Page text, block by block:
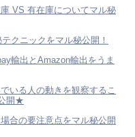
VS 有在庫についてマル秘
クニックをマル秘公開！
輸出とAmazon輸出をうま
いる人の動きを観察するこ
開★
合の要注意点をマル秘公開